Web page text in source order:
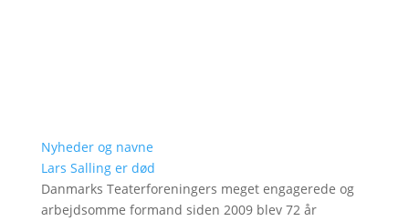
Nyheder og navne
Lars Salling er død
Danmarks Teaterforeningers meget engagerede og
arbejdsomme formand siden 2009 blev 72 år